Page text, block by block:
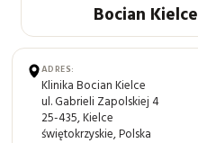
Bocian Kielce
ADRES:
Klinika Bocian Kielce
ul. Gabrieli Zapolskiej 4
25-435, Kielce
świętokrzyskie, Polska